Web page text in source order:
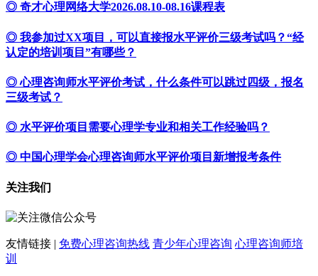
◎ 奇才心理网络大学2026.08.10-08.16课程表
◎ 我参加过XX项目，可以直接报水平评价三级考试吗？“经
认定的培训项目”有哪些？
◎ 心理咨询师水平评价考试，什么条件可以跳过四级，报名
三级考试？
◎ 水平评价项目需要心理学专业和相关工作经验吗？
◎ 中国心理学会心理咨询师水平评价项目新增报考条件
关注我们
友情链接 | 免费心理咨询热线 青少年心理咨询 心理咨询师培
训